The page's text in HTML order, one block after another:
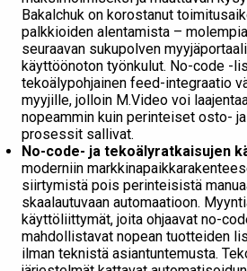
Bakalchuk on korostanut
palkkioiden alentamista –
seuraavan sukupolven
käyttöönoton työnkulut. No-code -
tekoälypohjainen feed-integraatio
myyjille, jolloin M.Video voi
nopeammin kuin perinteiset osto-
prosessit sallivat.
No-code- ja tekoälyratkaisujen
moderniin
siirtymistä pois perinteisistä
skaalautuvaan automaatioon.
käyttöliittymät, joita ohjaavat no-
mahdollistavat nopean tuotteiden
ilman teknistä asiantuntemusta.